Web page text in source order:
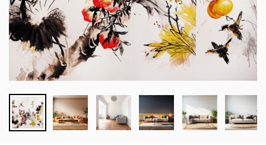
TRANH SƠN DẦU
BLOG
LIÊN HỆ